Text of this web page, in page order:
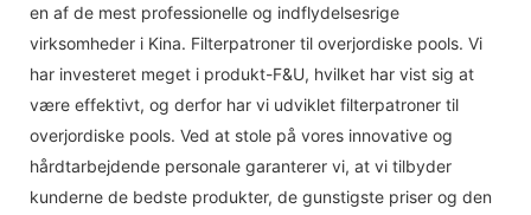
en af ​​de mest professionelle og indflydelsesrige
virksomheder i Kina. Filterpatroner til overjordiske pools. Vi
har investeret meget i produkt-F&U, hvilket har vist sig at
være effektivt, og derfor har vi udviklet filterpatroner til
overjordiske pools. Ved at stole på vores innovative og
hårdtarbejdende personale garanterer vi, at vi tilbyder
kunderne de bedste produkter, de gunstigste priser og den